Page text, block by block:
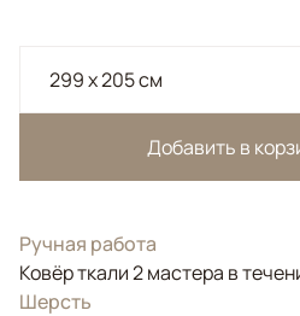
299 x 205 см
Добавить в
Ручная работа
Ковёр ткали 2 мастера в
Шерсть